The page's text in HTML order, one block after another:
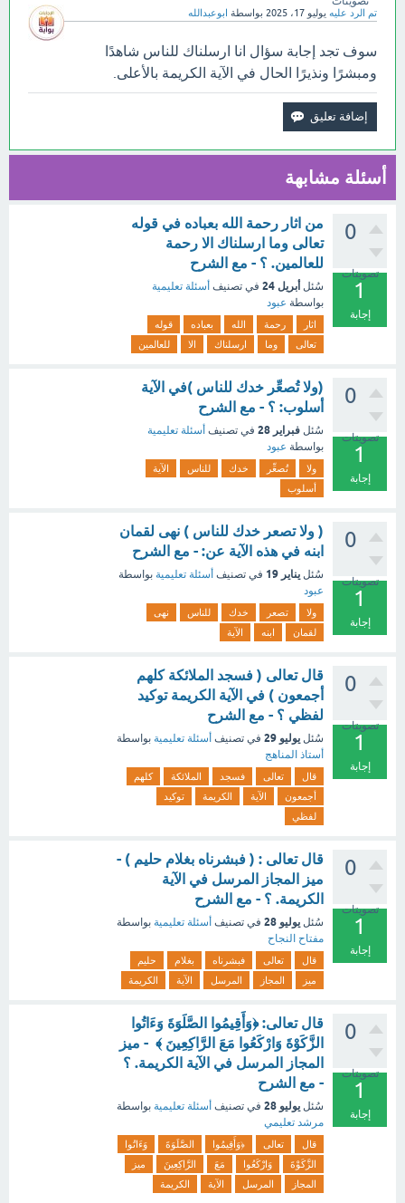
تم الرد عليه يوليو 17، 2025 بواسطة ابوعبدالله
سوف تجد إجابة سؤال انا ارسلناك للناس شاهدًا
ومبشرًا ونذيرًا الحال في الآية الكريمة بالأعلى.
أسئلة مشابهة
0
تصويتات
1
إجابة
من اثار رحمة الله بعباده في قوله
تعالى وما ارسلناك الا رحمة
للعالمين. ؟ - مع الشرح
سُئل أبريل 24 في تصنيف أسئلة تعليمية
بواسطة عبود
اثار رحمة الله بعباده
قوله
تعالى
وما ارسلناك الا للعالمين
0
تصويتات
1
إجابة
(ولا تُصعِّر خدك للناس )في الآية
أسلوب: ؟ - مع الشرح
سُئل فبراير 28 في تصنيف أسئلة تعليمية
بواسطة عبود
ولا تُصعِّر خدك للناس
الآية
أسلوب
0
تصويتات
1
إجابة
( ولا تصعر خدك للناس ) نهى لقمان
ابنه في هذه الآية عن: - مع الشرح
سُئل يناير 19 في تصنيف أسئلة تعليمية بواسطة
عبود
ولا تصعر خدك للناس
نهى
لقمان
ابنه الآية
0
تصويتات
1
إجابة
قال تعالى ( فسجد الملائكة كلهم
أجمعون ) في الآية الكريمة توكيد
لفظي ؟ - مع الشرح
سُئل يوليو 29 في تصنيف أسئلة تعليمية بواسطة
أستاذ المناهج
قال تعالى فسجد الملائكة
كلهم
أجمعون
الآية الكريمة
توكيد
لفظي
0
تصويتات
1
إجابة
قال تعالى : ( فبشرناه بغلام حليم ) -
ميز المجاز المرسل في الآية
الكريمة. ؟ - مع الشرح
سُئل يوليو 28 في تصنيف أسئلة تعليمية بواسطة
مفتاح النجاح
قال تعالى فبشرناه بغلام
حليم
ميز
المجاز المرسل الآية الكريمة
0
تصويتات
1
إجابة
قال تعالى: ﴿وَأَقِيمُوا الصَّلَوَةَ وَءَاتُوا
الزَّكَوْةَ وَارْكَعُوا مَعَ الرَّاكِعِينَ ﴾ - ميز
المجاز المرسل في الآية الكريمة. ؟
- مع الشرح
سُئل يوليو 28 في تصنيف أسئلة تعليمية بواسطة
مرشد تعليمي
قال تعالى ﴿وَأَقِيمُوا الصَّلَوَةَ
وَءَاتُوا
الزَّكَوْةَ
وَارْكَعُوا مَعَ الرَّاكِعِينَ
ميز
المجاز
المرسل الآية الكريمة